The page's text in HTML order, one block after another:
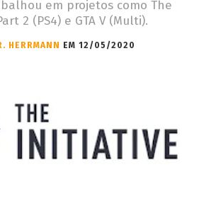
em projetos como The
2 (PS4) e GTA V (Multi).
HERRMANN EM 12/05/2020